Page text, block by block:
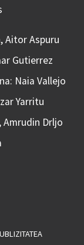
Aitor Aspuru
Gutierrez
Naia Vallejo
Yarritu
Drljo